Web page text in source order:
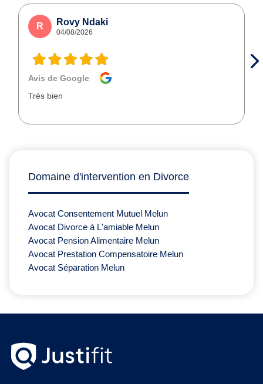
R Rovy Ndaki
04/08/2026
Avis de Google
Très bien
Domaine d'intervention en Divorce
Avocat Consentement Mutuel Melun
Avocat Divorce à L'amiable Melun
Avocat Pension Alimentaire Melun
Avocat Prestation Compensatoire Melun
Avocat Séparation Melun